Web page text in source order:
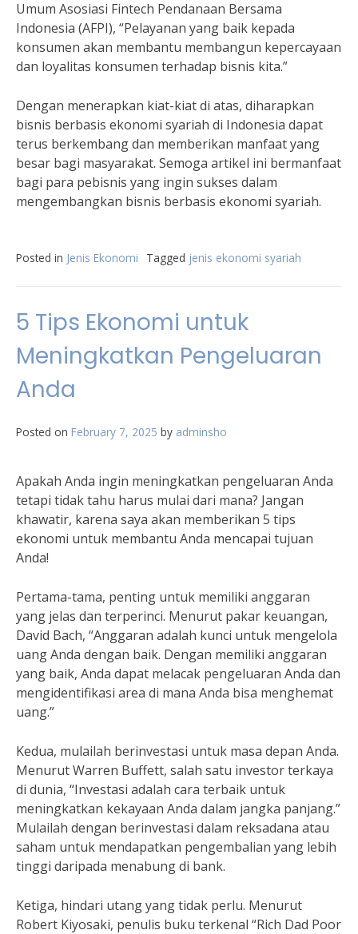
Umum Asosiasi Fintech Pendanaan Bersama
Indonesia (AFPI), “Pelayanan yang baik kepada
konsumen akan membantu membangun kepercayaan
dan loyalitas konsumen terhadap bisnis kita.”
Dengan menerapkan kiat-kiat di atas, diharapkan
bisnis berbasis ekonomi syariah di Indonesia dapat
terus berkembang dan memberikan manfaat yang
besar bagi masyarakat. Semoga artikel ini bermanfaat
bagi para pebisnis yang ingin sukses dalam
mengembangkan bisnis berbasis ekonomi syariah.
Posted in Jenis Ekonomi Tagged jenis ekonomi syariah
5 Tips Ekonomi untuk
Meningkatkan Pengeluaran
Anda
Posted on February 7, 2025 by adminsho
Apakah Anda ingin meningkatkan pengeluaran Anda
tetapi tidak tahu harus mulai dari mana? Jangan
khawatir, karena saya akan memberikan 5 tips
ekonomi untuk membantu Anda mencapai tujuan
Anda!
Pertama-tama, penting untuk memiliki anggaran
yang jelas dan terperinci. Menurut pakar keuangan,
David Bach, “Anggaran adalah kunci untuk mengelola
uang Anda dengan baik. Dengan memiliki anggaran
yang baik, Anda dapat melacak pengeluaran Anda dan
mengidentifikasi area di mana Anda bisa menghemat
uang.”
Kedua, mulailah berinvestasi untuk masa depan Anda.
Menurut Warren Buffett, salah satu investor terkaya
di dunia, “Investasi adalah cara terbaik untuk
meningkatkan kekayaan Anda dalam jangka panjang.”
Mulailah dengan berinvestasi dalam reksadana atau
saham untuk mendapatkan pengembalian yang lebih
tinggi daripada menabung di bank.
Ketiga, hindari utang yang tidak perlu. Menurut
Robert Kiyosaki, penulis buku terkenal “Rich Dad Poor